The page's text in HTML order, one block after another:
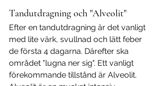
Tandutdragning och "Alveolit"
Efter en tandutdragning är det vanligt
med lite värk, svullnad och lätt feber
de första 4 dagarna. Därefter ska
området "lugna ner sig". Ett vanligt
förekommande tillstånd är Alveolit.